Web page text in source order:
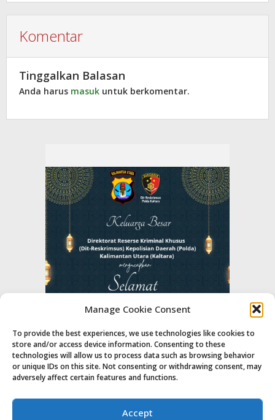
Manage Cookie Consent
To provide the best experiences, we use technologies like cookies to
store and/or access device information. Consenting to these
technologies will allow us to process data such as browsing behavior
or unique IDs on this site. Not consenting or withdrawing consent, may
adversely affect certain features and functions.
Accept
Komentar
Tinggalkan Balasan
Anda harus masuk untuk berkomentar.